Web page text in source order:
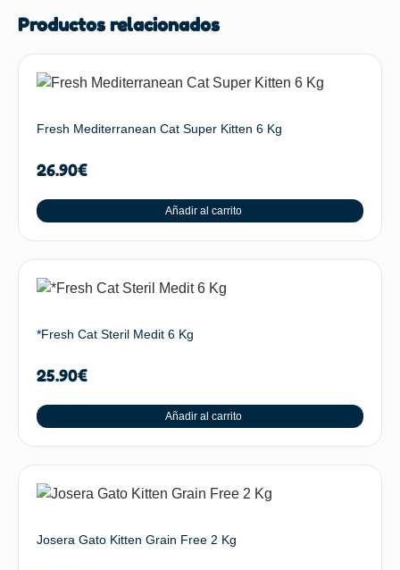
Productos relacionados
Fresh Mediterranean Cat Super Kitten 6 Kg
26.90€
Añadir al carrito
*Fresh Cat Steril Medit 6 Kg
25.90€
Añadir al carrito
Josera Gato Kitten Grain Free 2 Kg